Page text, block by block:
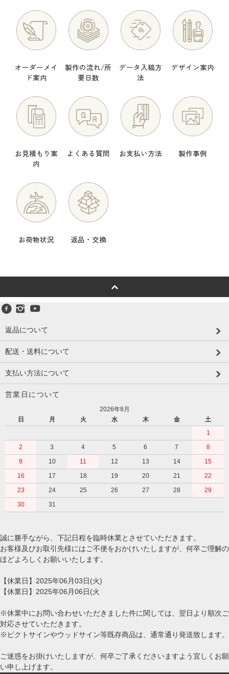
オーダーメイ
ド案内
製作の流れ/所
要日数
データ入稿方
法
デザイン案内
お見積もり案
内
よくある質問 お支払い方法 製作事例
お荷物状況 返品・交換
返品について
配送・送料について
支払い方法について
営業日について
2026年8月
日
月 火 水 木 金
土
1
2
3 4 5 6 7
8
9
10 11 12 13 14
15
16
17 18 19 20 21
22
23
24 25 26 27 28
29
30
31
誠に勝手ながら、下記日程を臨時休業とさせていただきます。
お客様及びお取引先様にはご不便をおかけいたしますが、何卒ご理解の
ほどよろしくお願いいたします。
【休業日】2025年06月03日(火)
【休業日】2025年06月06日(火
※休業中にお問い合わせいただきました件に関しては、翌日より順次ご
対応させていただきます。
※ピクトサインやウッドサイン等既存商品は、通常通り発送致します。
ご迷惑をお掛けいたしますが、何卒ご了承くださいますよう宜しくお願
い申し上げます。